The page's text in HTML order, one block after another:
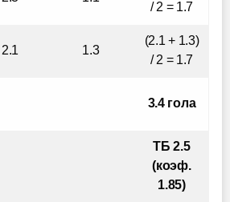
/ 2 = 1.7
2.1 1.3
(2.1 + 1.3)
/ 2 = 1.7
3.4 гола
ТБ 2.5
(коэф.
1.85)